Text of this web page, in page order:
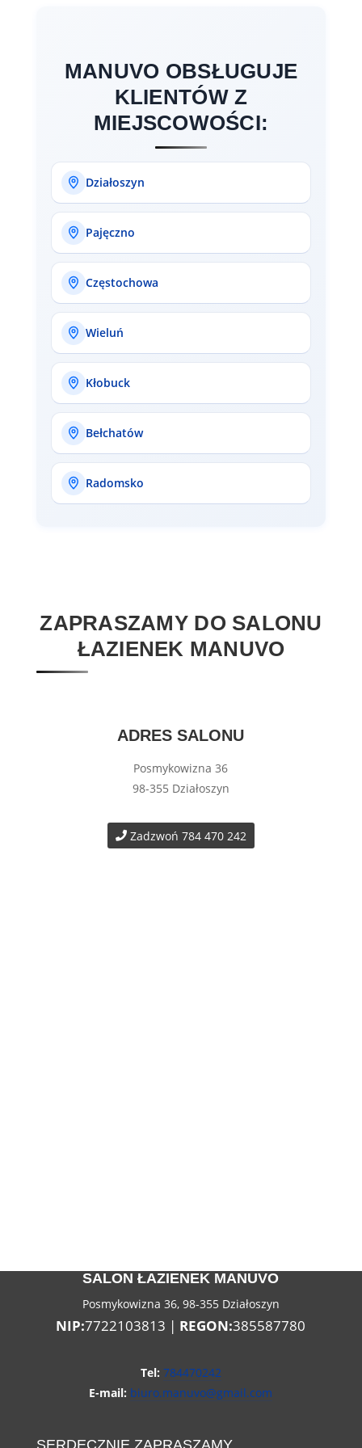
MANUVO OBSŁUGUJE
KLIENTÓW Z
MIEJSCOWOŚCI:
Działoszyn
Pajęczno
Częstochowa
Wieluń
Kłobuck
Bełchatów
Radomsko
ZAPRASZAMY DO SALONU
ŁAZIENEK MANUVO
ADRES SALONU
Posmykowizna 36
98-355 Działoszyn
Zadzwoń 784 470 242
SALON ŁAZIENEK MANUVO
Posmykowizna 36, 98-355 Działoszyn
NIP:7722103813 | REGON:385587780
Tel: 784470242
E-mail: biuro.manuvo@gmail.com